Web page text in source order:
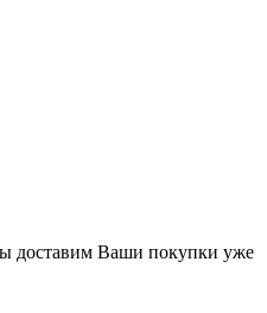
доставим Ваши покупки уже